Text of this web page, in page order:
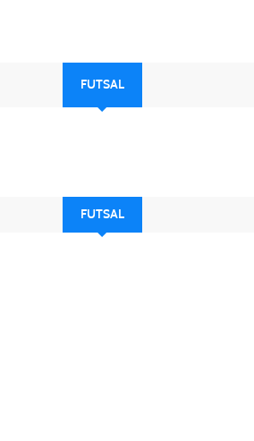
FUTSAL
FUTSAL